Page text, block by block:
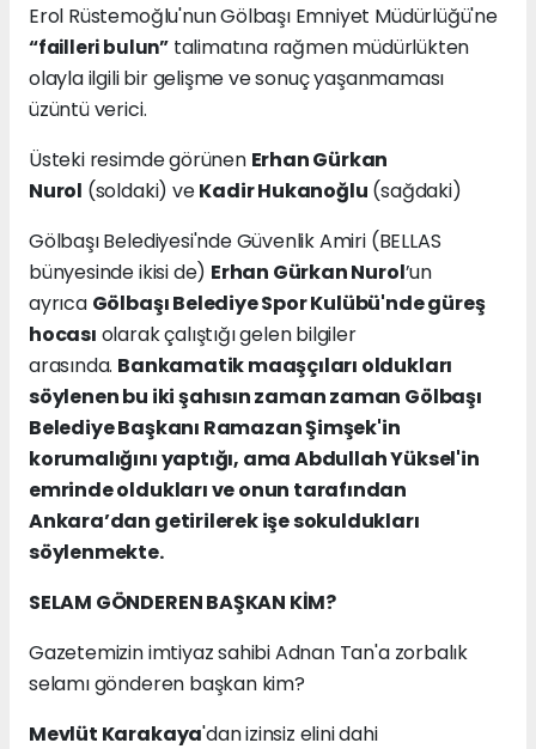
Erol Rüstemoğlu'nun Gölbaşı Emniyet Müdürlüğü'ne
“failleri bulun”talimatına rağmen müdürlükten
olayla ilgili bir gelişme ve sonuç yaşanmaması
üzüntü verici.
Üsteki resimde görünen Erhan Gürkan
Nurol (soldaki) veKadir Hukanoğlu (sağdaki)
Gölbaşı Belediyesi'nde Güvenlik Amiri (BELLAS
bünyesinde ikisi de) Erhan Gürkan Nurol’un
ayrıca Gölbaşı Belediye Spor Kulübü'nde güreş
hocası olarak çalıştığı gelen bilgiler
arasında. Bankamatik maaşçıları oldukları
söylenen bu iki şahısın zaman zaman Gölbaşı
Belediye Başkanı Ramazan Şimşek'in
korumalığını yaptığı, ama Abdullah Yüksel'in
emrinde oldukları ve onun tarafından
Ankara’dan getirilerek işe sokuldukları
söylenmekte.
SELAM GÖNDEREN BAŞKAN KİM?
Gazetemizin imtiyaz sahibi Adnan Tan'a zorbalık
selamı gönderen başkan kim?
Mevlüt Karakaya'dan izinsiz elini dahi